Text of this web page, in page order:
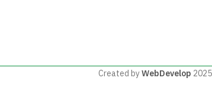
Created byWebDevelop 2025